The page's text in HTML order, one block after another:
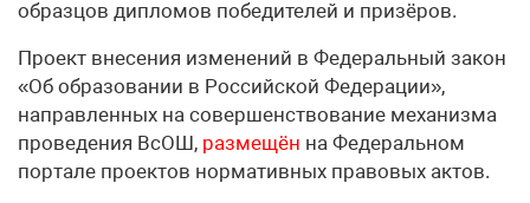
образцов дипломов победителей и призёров.
Проект внесения изменений в Федеральный закон
«Об образовании в Российской Федерации»,
направленных на совершенствование механизма
проведения ВсОШ, размещён на Федеральном
портале проектов нормативных правовых актов.